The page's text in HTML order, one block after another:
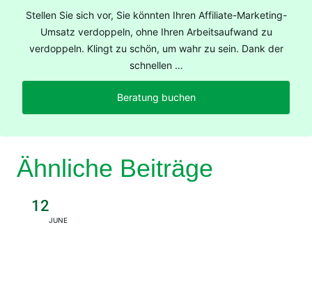
Stellen Sie sich vor, Sie könnten Ihren Affiliate-Marketing-
Umsatz verdoppeln, ohne Ihren Arbeitsaufwand zu
verdoppeln. Klingt zu schön, um wahr zu sein. Dank der
schnellen …
Beratung buchen
12
JUNE
Ähnliche Beiträge